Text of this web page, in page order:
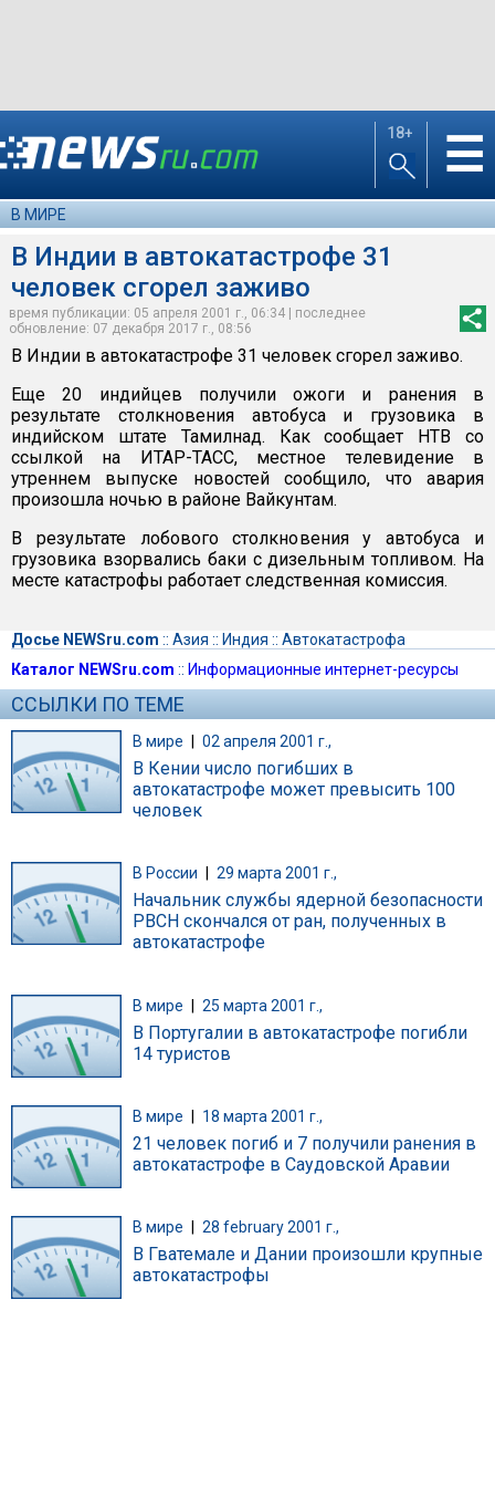
18+ ☰
В МИРЕ
В Индии в автокатастрофе 31
человек сгорел заживо
время публикации: 05 апреля 2001 г., 06:34 | последнее
обновление: 07 декабря 2017 г., 08:56
В Индии в автокатастрофе 31 человек сгорел заживо.
Еще 20 индийцев получили ожоги и ранения в
результате столкновения автобуса и грузовика в
индийском штате Тамилнад. Как сообщает НТВ со
ссылкой на ИТАР-ТАСС, местное телевидение в
утреннем выпуске новостей сообщило, что авария
произошла ночью в районе Вайкунтам.
В результате лобового столкновения у автобуса и
грузовика взорвались баки с дизельным топливом. На
месте катастрофы работает следственная комиссия.
Досье NEWSru.com :: Азия :: Индия :: Автокатастрофа
Каталог NEWSru.com :: Информационные интернет-ресурсы
ССЫЛКИ ПО ТЕМЕ
В мире 02 апреля 2001 г.,
В Кении число погибших в
автокатастрофе может превысить 100
человек
В России 29 марта 2001 г.,
Начальник службы ядерной безопасности
РВСН скончался от ран, полученных в
автокатастрофе
В мире | 25 марта 2001 г.,
В Португалии в автокатастрофе погибли
14 туристов
В мире 18 марта 2001 г.,
21 человек погиб и 7 получили ранения в
автокатастрофе в Саудовской Аравии
В мире 28 february 2001 г.,
В Гватемале и Дании произошли крупные
автокатастрофы